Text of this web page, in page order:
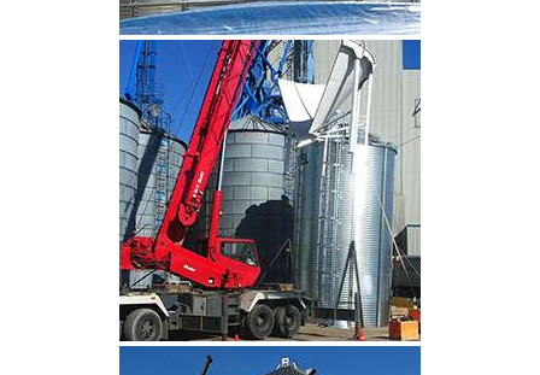
CLIQUEZ POUR AGRANDIR
CLIQUEZ POUR AGRANDIR